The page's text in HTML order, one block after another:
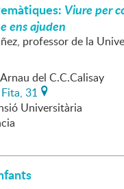
Viure per
ens ajuden
professor de la
del C.C.Calisay
31
Universitària